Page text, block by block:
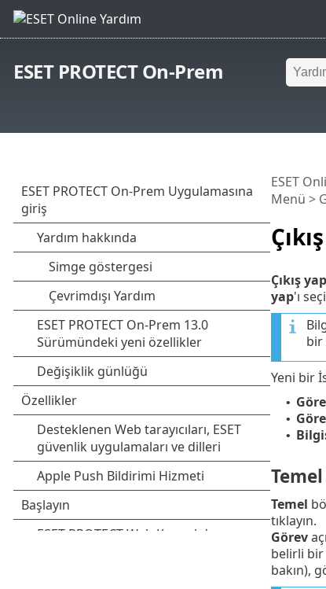
ESET PROTECT On-Prem
ESET
Menü >
Çıkış yap
yap'ı
bir
Yeni bir
•
•
•
Temel
Temel
tıklayın.
Görev
belirli
bakın),